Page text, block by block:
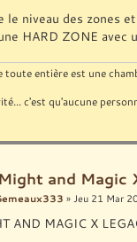
le niveau des zones
HARD ZONE avec
toute entière est une
c'est qu'aucune
and Magic
» Jeu 21 Mar
AND MAGIC X